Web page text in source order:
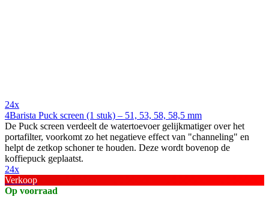
24x
4Barista Puck screen (1 stuk) – 51, 53, 58, 58,5 mm
De Puck screen verdeelt de watertoevoer gelijkmatiger over het
portafilter, voorkomt zo het negatieve effect van "channeling" en
helpt de zetkop schoner te houden. Deze wordt bovenop de
koffiepuck geplaatst.
24x
Verkoop
Op voorraad